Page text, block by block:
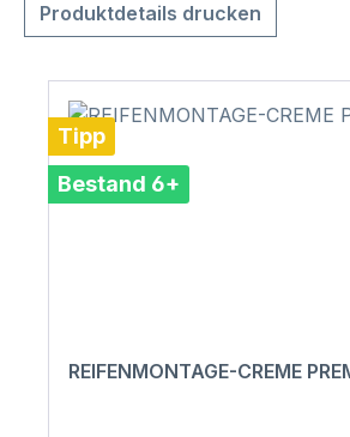
Produktdetails drucken
Tipp
Bestand 6+
REIFENMONTAGE-CREME